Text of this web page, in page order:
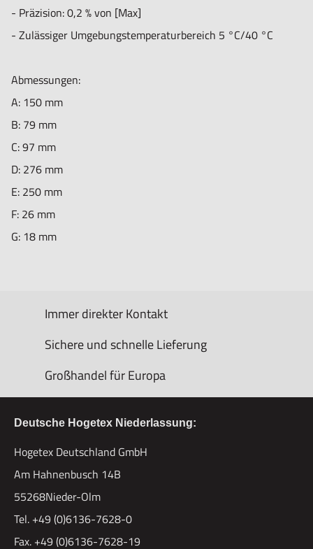
- Präzision: 0,2 % von [Max]
- Zulässiger Umgebungstemperaturbereich 5 °C/40 °C
Abmessungen:
A: 150 mm
B: 79 mm
C: 97 mm
D: 276 mm
E: 250 mm
F: 26 mm
G: 18 mm
Immer direkter Kontakt
Sichere und schnelle Lieferung
Großhandel für Europa
Deutsche Hogetex Niederlassung:
Hogetex Deutschland GmbH
Am Hahnenbusch 14B
55268Nieder-Olm
Tel. +49 (0)6136-7628-0
Fax. +49 (0)6136-7628-19